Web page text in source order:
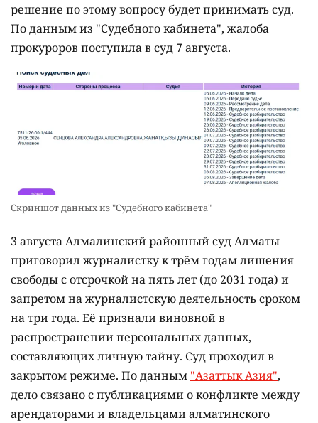
решение по этому вопросу будет принимать суд.
По данным из "Судебного кабинета", жалоба
прокуроров поступила в суд 7 августа.
Скриншот данных из "Судебного кабинета"
3 августа Алмалинский районный суд Алматы
приговорил журналистку к трём годам лишения
свободы с отсрочкой на пять лет (до 2031 года) и
запретом на журналистскую деятельность сроком
на три года. Её признали виновной в
распространении персональных данных,
составляющих личную тайну. Суд проходил в
закрытом режиме. По данным "Азаттык Азия",
дело связано с публикациями о конфликте между
арендаторами и владельцами алматинского